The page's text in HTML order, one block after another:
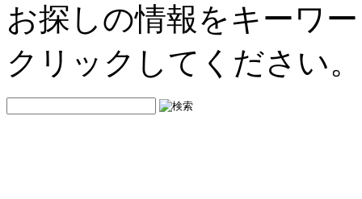
お探しの情報をキーワ
クリックしてください。